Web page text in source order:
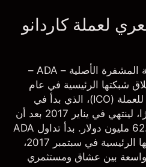
لعملة كاردانو
المشفرة الأصلية – ADA
–
شبكتها الرئيسية في عام
2017. استمر الطرح الأولي للعملة (ICO)، الذي بدأ في
سبتمبر 2015، لمدة 16 شهرًا، لينتهي في يناير 2017 بعد أن
نجح في جمع ما مجموعه 62.2 مليون دولار. بدأ تداول ADA
بشكل عام فور إطلاق شبكتها الرئيسية في سبتمبر 2017،
بين عشاق ومستثمري